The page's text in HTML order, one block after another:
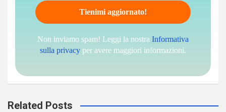
Non inviamo spam! Leggi la nostra Informativa
sulla privacy per avere maggiori informazioni.
Related Posts